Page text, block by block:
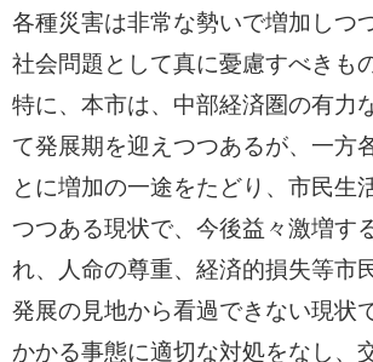
各種災害は非常な勢いで増加しつ
社会問題として真に憂慮すべきも
特に、本市は、中部経済圏の有力
て発展期を迎えつつあるが、一方
とに増加の一途をたどり、市民生
つつある現状で、今後益々激増す
れ、人命の尊重、経済的損失等市
発展の見地から看過できない現状
かかる事態に適切な対処をなし、